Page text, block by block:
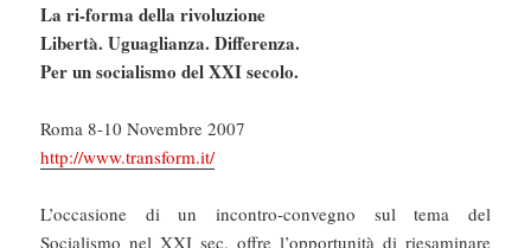
La ri-forma della rivoluzione
Libertà. Uguaglianza. Differenza.
Per un socialismo del XXI secolo.
Roma 8-10 Novembre 2007
http://www.transform.it/
L’occasione di un incontro-convegno sul tema del
Socialismo nel XXI sec. offre l’opportunità di riesaminare